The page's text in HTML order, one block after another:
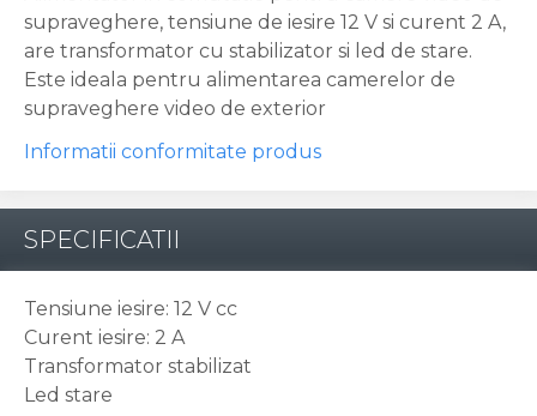
supraveghere, tensiune de iesire 12 V si curent 2 A,
are transformator cu stabilizator si led de stare.
Este ideala pentru alimentarea camerelor de
supraveghere video de exterior
Informatii conformitate produs
SPECIFICATII
Tensiune iesire: 12 V cc
Curent iesire: 2 A
Transformator stabilizat
Led stare